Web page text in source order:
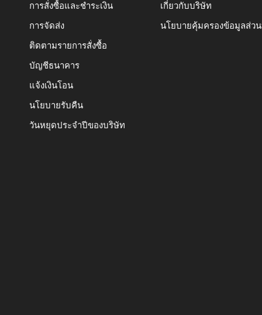
การสั่งซื้อและชำระเงิน
การจัดส่ง
ติดตามรายการสั่งซื้อ
บัญชีธนาคาร
แจ้งเงินโอน
นโยบายรับคืน
วันหยุดประจำปีของบริษัท
เกี่ยวกับบริษัท
นโยบายคุ้มครองข้อมูลส่ว